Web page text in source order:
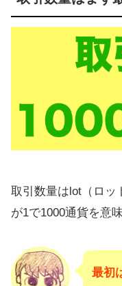
取引数量はlot（ロッ
が1で1000通貨を意
最初